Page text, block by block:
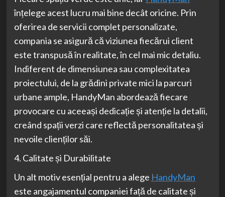
înțelege acest lucru mai bine decât oricine. Prin
oferirea de servicii complet personalizate,
compania se asigură că viziunea fiecărui client
este transpusă în realitate, în cel mai mic detaliu.
Indiferent de dimensiunea sau complexitatea
proiectului, de la grădini private mici la parcuri
urbane ample, HandyMan abordează fiecare
provocare cu aceeași dedicație și atenție la detalii,
creând spații verzi care reflectă personalitatea și
nevoile clienților săi.
4. Calitate și Durabilitate
Un alt motiv esențial pentru a alege HandyMan
este angajamentul companiei față de calitate și